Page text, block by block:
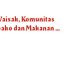
Komunitas
dan Makanan di